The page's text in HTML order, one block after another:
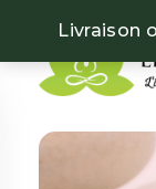
Livraison